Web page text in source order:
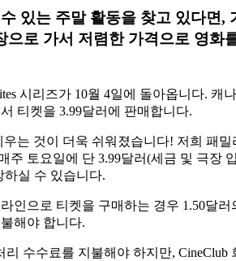
있는 주말 활동을 찾고 있다면,
으로 가서 저렴한 가격으로 영화
시리즈가 10월 4일에 돌아옵니다. 캐나
티켓을 3.99달러에 판매합니다.
는 것이 더욱 쉬워졌습니다! 저희 패밀
주 토요일에 단 3.99달러(세금 및 극장
실 수 있습니다.
인으로 티켓을 구매하는 경우 1.50달러
해야 합니다.
리 수수료를 지불해야 하지만, CineClub